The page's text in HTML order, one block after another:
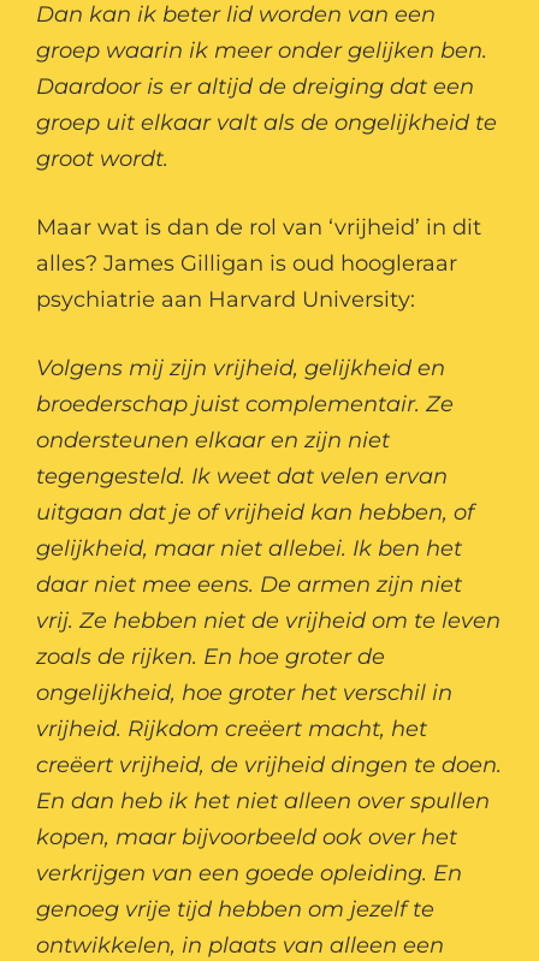
Dan kan ik beter lid worden van een
groep waarin ik meer onder gelijken ben.
Daardoor is er altijd de dreiging dat een
groep uit elkaar valt als de ongelijkheid te
groot wordt.
Maar wat is dan de rol van ‘vrijheid’ in dit
alles? James Gilligan is oud hoogleraar
psychiatrie aan Harvard University:
Volgens mij zijn vrijheid, gelijkheid en
broederschap juist complementair. Ze
ondersteunen elkaar en zijn niet
tegengesteld. Ik weet dat velen ervan
uitgaan dat je of vrijheid kan hebben, of
gelijkheid, maar niet allebei. Ik ben het
daar niet mee eens. De armen zijn niet
vrij. Ze hebben niet de vrijheid om te leven
zoals de rijken. En hoe groter de
ongelijkheid, hoe groter het verschil in
vrijheid. Rijkdom creëert macht, het
creëert vrijheid, de vrijheid dingen te doen.
En dan heb ik het niet alleen over spullen
kopen, maar bijvoorbeeld ook over het
verkrijgen van een goede opleiding. En
genoeg vrije tijd hebben om jezelf te
ontwikkelen, in plaats van alleen een